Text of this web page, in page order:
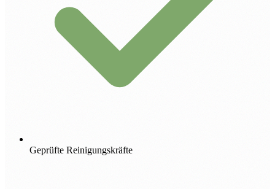
Geprüfte Reinigungskräfte